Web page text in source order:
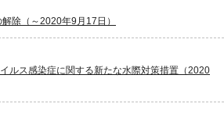
除（～2020年9月17日）
ルス感染症に関する新たな水際対策措置（2020